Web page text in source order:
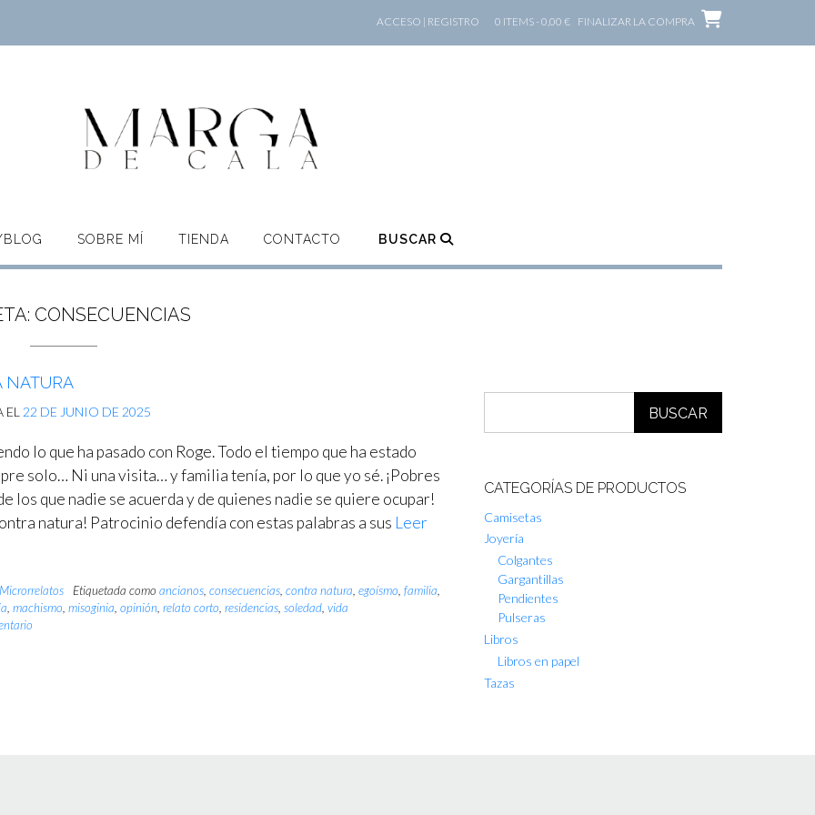
ACCESO | REGISTRO 0 ITEMS - 0,00 € FINALIZAR LA COMPRA
BLOG SOBRE MÍ TIENDA CONTACTO BUSCAR
CONSECUENCIAS
NATURA
22 DE JUNIO DE 2025
lo que ha pasado con Roge. Todo el tiempo que ha estado
solo… Ni una visita… y familia tenía, por lo que yo sé. ¡Pobres
los que nadie se acuerda y de quienes nadie se quiere ocupar!
natura! Patrocinio defendía con estas palabras a sus Leer
Microrrelatos Etiquetada comoancianos,consecuencias,contra natura,egoísmo,familia,
,machismo,misoginia,opinión,relato corto,residencias,soledad,vida
BUSCAR
CATEGORÍAS DE PRODUCTOS
Camisetas
Joyería
Colgantes
Gargantillas
Pendientes
Pulseras
Libros
Libros en papel
Tazas